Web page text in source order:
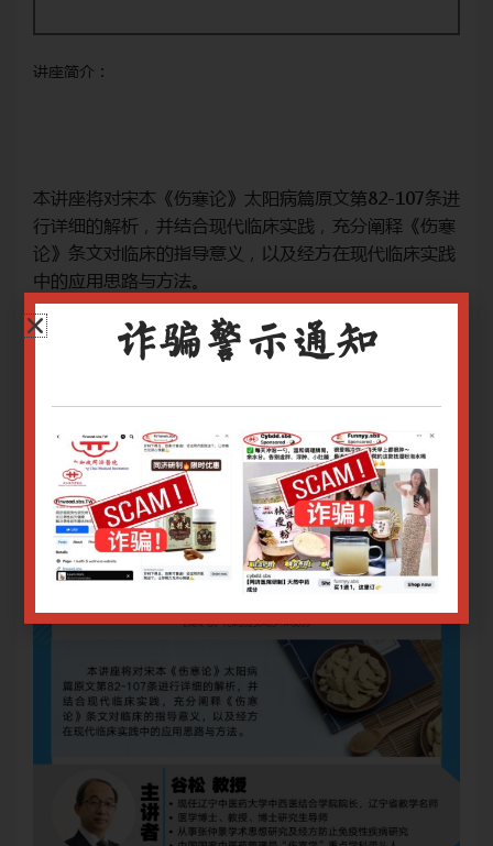
讲座简介：
本讲座将对宋本《伤寒论》太阳病篇原文第82-107条进
行详细的解析，并结合现代临床实践，充分阐释《伤寒
论》条文对临床的指导意义，以及经方在现代临床实践
中的应用思路与方法。
网上报名截止日期：23/05/2023 9.00am
关于腾讯会议操作指南请点击
关于Zoom会议操作指南请
点击
只有登录用户才能报名
登录或注册
诈骗警示通知